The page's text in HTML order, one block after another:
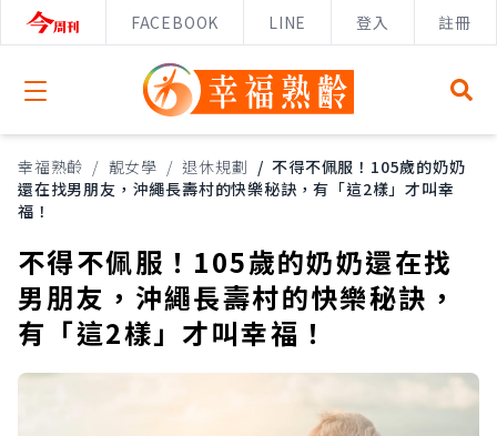
FACEBOOK LINE 登入 註冊
Open menu
幸福熟齡 / 靚女學 / 退休規劃 / 不得不佩服！105歲的奶奶
還在找男朋友，沖繩長壽村的快樂秘訣，有「這2樣」才叫幸
福！
不得不佩服！105歲的奶奶還在找
男朋友，沖繩長壽村的快樂秘訣，
有「這2樣」才叫幸福！